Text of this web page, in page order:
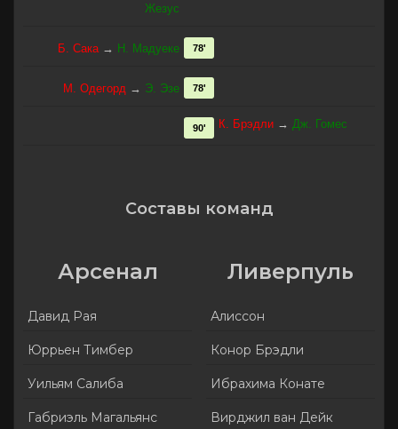
Жезус
Б. Сака→ Н. Мадуеке 78'
М. Одегорд → Э. Эзе 78'
К. Брэдли → Дж. Гомес
90'
Составы команд
Арсенал
Давид Рая
Юррьен Тимбер
Уильям Салиба
Габриэль Магальянс
Ливерпуль
Алиссон
Конор Брэдли
Ибрахима Конате
Вирджил ван Дейк